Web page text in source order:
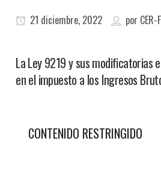
21 diciembre, 2022 por CER-
La Ley 9219 y sus modificatorias
en el impuesto a los Ingresos
CONTENIDO RESTRINGIDO